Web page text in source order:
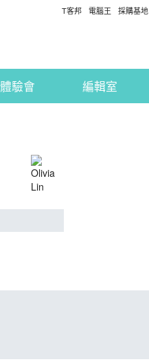
T客邦 電腦王 採購基地
體驗會 編輯室